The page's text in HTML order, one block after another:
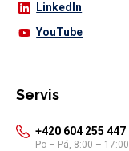
LinkedIn
YouTube
Servis
+420 604 255 447
Po – Pá, 8:00 – 17:00